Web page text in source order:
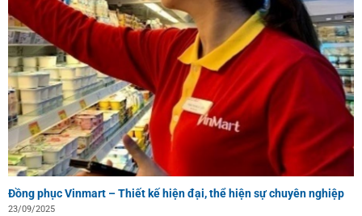
Đồng phục Vinmart – Thiết kế hiện đại, thể hiện sự chuyên nghiệp
23/09/2025